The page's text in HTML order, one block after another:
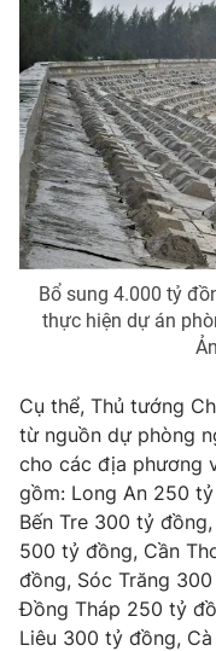
Hậu trường
Nhân vật
Khán giả
Giải sao mai
Âm nhạc
Sao
Đời sống
Du lịch
Làm đẹp
Chất lượng cuộc
Giáo dục
Tuyển sinh
Học trực tuyến
Công nghệ
Hitech Công nghệ
Sản phẩm
Tư vấn
Giao lưu trực tuyến
Lịch phát sóng
Chuyên mục khác
Emagazine
Photo
Video
Bổ sung 4.000 tỷ
thực hiện dự án
Cụ thể, Thủ tướng
từ nguồn dự phòng
cho các địa phương
gồm: Long An 250
Bến Tre 300 tỷ
500 tỷ đồng, Cần
đồng, Sóc Trăng
Đồng Tháp 250 tỷ
Liêu 300 tỷ đồng,